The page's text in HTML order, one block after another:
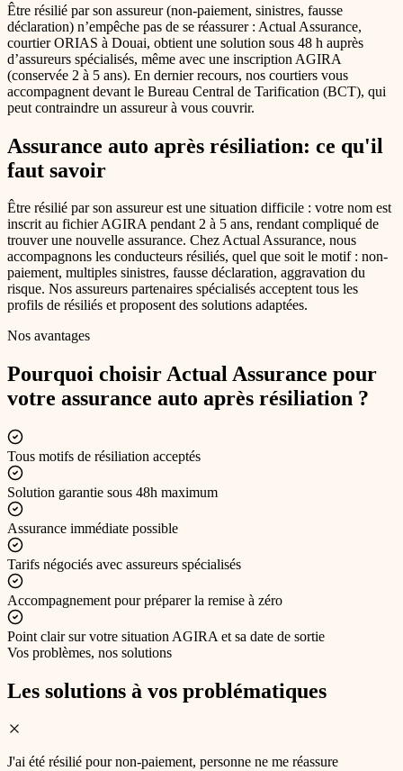
Être résilié par son assureur (non-paiement, sinistres, fausse
déclaration) n’empêche pas de se réassurer : Actual Assurance,
courtier ORIAS à Douai, obtient une solution sous 48 h auprès
d’assureurs spécialisés, même avec une inscription AGIRA
(conservée 2 à 5 ans). En dernier recours, nos courtiers vous
accompagnent devant le Bureau Central de Tarification (BCT), qui
peut contraindre un assureur à vous couvrir.
Assurance auto après résiliation: ce qu'il
faut savoir
Être résilié par son assureur est une situation difficile : votre nom est
inscrit au fichier AGIRA pendant 2 à 5 ans, rendant compliqué de
trouver une nouvelle assurance. Chez Actual Assurance, nous
accompagnons les conducteurs résiliés, quel que soit le motif : non-
paiement, multiples sinistres, fausse déclaration, aggravation du
risque. Nos assureurs partenaires spécialisés acceptent tous les
profils de résiliés et proposent des solutions adaptées.
Nos avantages
Pourquoi choisir Actual Assurance pour
votre assurance auto après résiliation ?
Tous motifs de résiliation acceptés
Solution garantie sous 48h maximum
Assurance immédiate possible
Tarifs négociés avec assureurs spécialisés
Accompagnement pour préparer la remise à zéro
Point clair sur votre situation AGIRA et sa date de sortie
Vos problèmes, nos solutions
Les solutions à vos problématiques
J'ai été résilié pour non-paiement, personne ne me réassure